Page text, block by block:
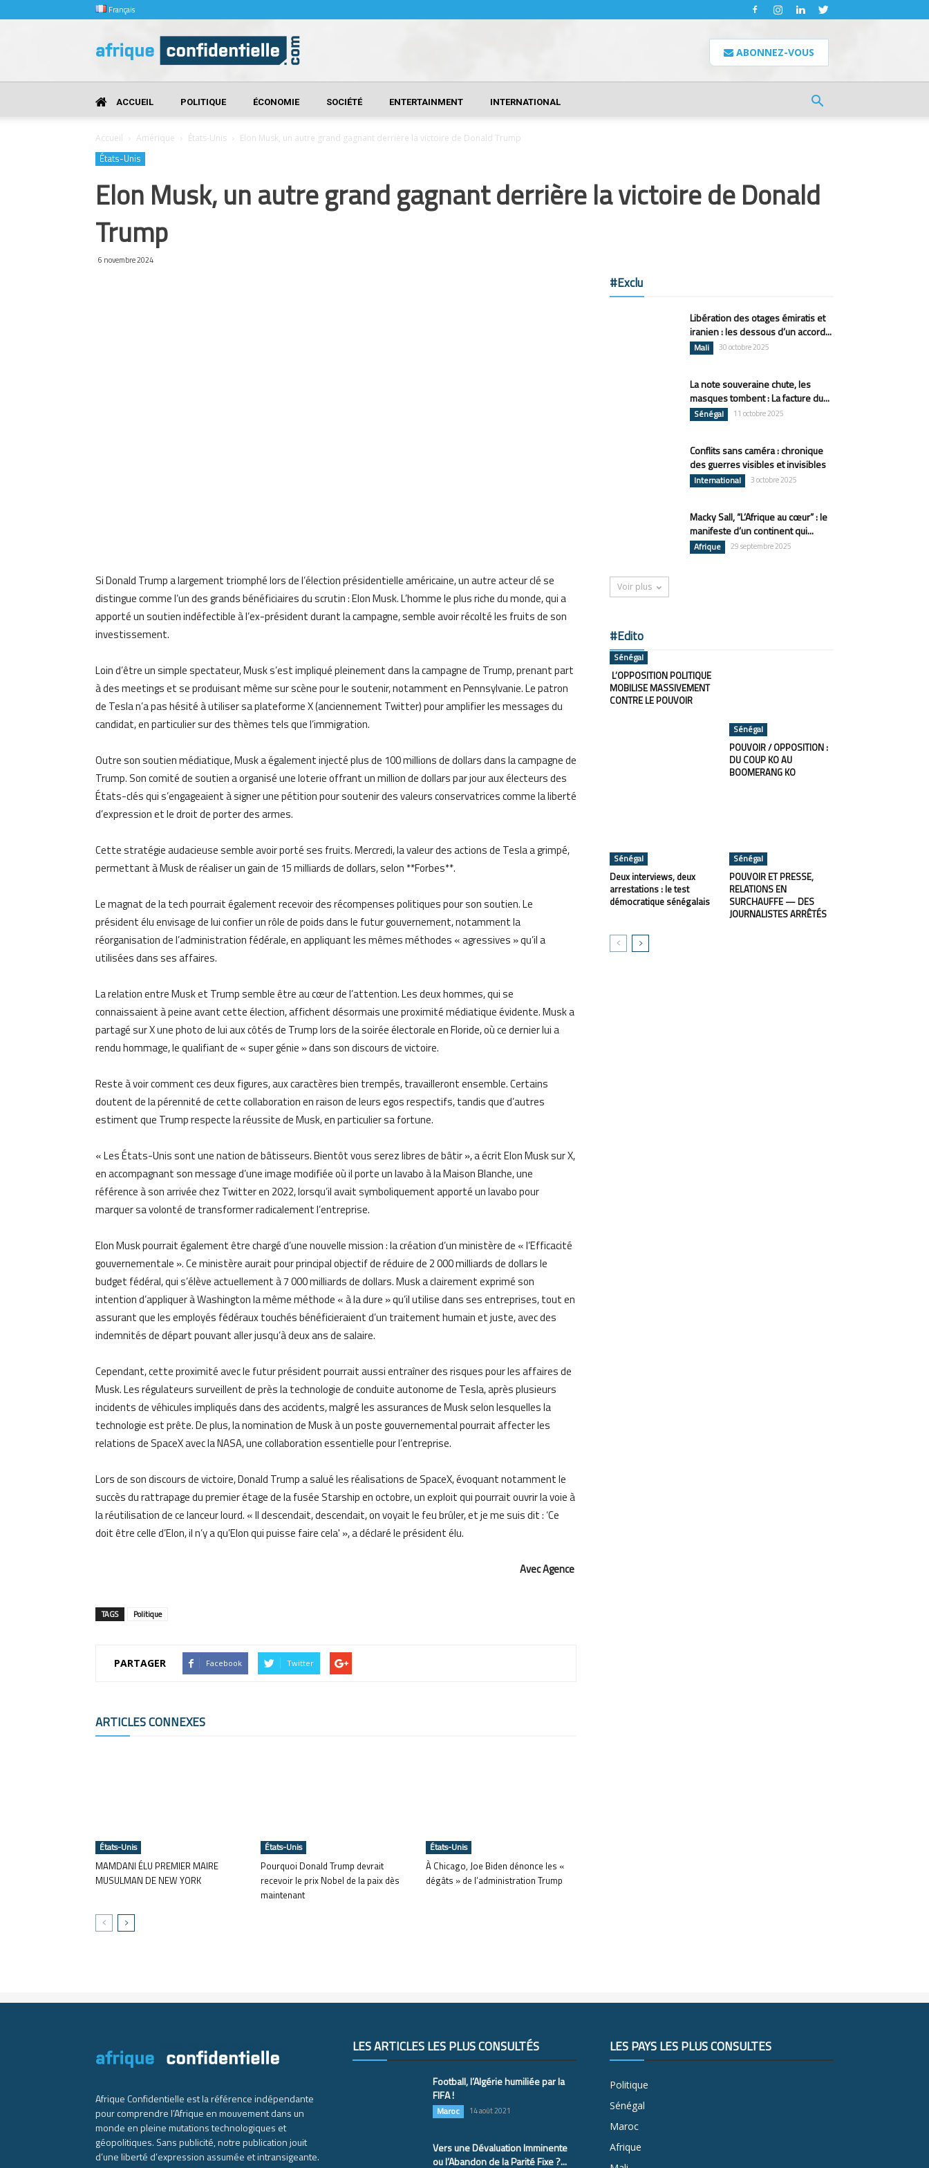
Français
Confidentielle
ABONNEZ-VOUS
ACCUEIL POLITIQUE ÉCONOMIE SOCIÉTÉ ENTERTAINMENT INTERNATIONAL
Accueil Amérique États-Unis Elon Musk, un autre grand gagnant derrière la victoire de Donald Trump
États-Unis
Elon Musk, un autre grand gagnant derrière la victoire de Donald
Trump
6 novembre 2024
Si Donald Trump a largement triomphé lors de l’élection présidentielle américaine, un autre acteur clé se
distingue comme l’un des grands bénéficiaires du scrutin : Elon Musk. L’homme le plus riche du monde, qui a
apporté un soutien indéfectible à l’ex-président durant la campagne, semble avoir récolté les fruits de son
investissement.
Loin d’être un simple spectateur, Musk s’est impliqué pleinement dans la campagne de Trump, prenant part
à des meetings et se produisant même sur scène pour le soutenir, notamment en Pennsylvanie. Le patron
de Tesla n’a pas hésité à utiliser sa plateforme X (anciennement Twitter) pour amplifier les messages du
candidat, en particulier sur des thèmes tels que l’immigration.
Outre son soutien médiatique, Musk a également injecté plus de 100 millions de dollars dans la campagne de
Trump. Son comité de soutien a organisé une loterie offrant un million de dollars par jour aux électeurs des
États-clés qui s’engageaient à signer une pétition pour soutenir des valeurs conservatrices comme la liberté
d’expression et le droit de porter des armes.
Cette stratégie audacieuse semble avoir porté ses fruits. Mercredi, la valeur des actions de Tesla a grimpé,
permettant à Musk de réaliser un gain de 15 milliards de dollars, selon **Forbes**.
Le magnat de la tech pourrait également recevoir des récompenses politiques pour son soutien. Le
président élu envisage de lui confier un rôle de poids dans le futur gouvernement, notamment la
réorganisation de l’administration fédérale, en appliquant les mêmes méthodes « agressives » qu’il a
utilisées dans ses affaires.
La relation entre Musk et Trump semble être au cœur de l’attention. Les deux hommes, qui se
connaissaient à peine avant cette élection, affichent désormais une proximité médiatique évidente. Musk a
partagé sur X une photo de lui aux côtés de Trump lors de la soirée électorale en Floride, où ce dernier lui a
rendu hommage, le qualifiant de « super génie » dans son discours de victoire.
Reste à voir comment ces deux figures, aux caractères bien trempés, travailleront ensemble. Certains
doutent de la pérennité de cette collaboration en raison de leurs egos respectifs, tandis que d’autres
estiment que Trump respecte la réussite de Musk, en particulier sa fortune.
« Les États-Unis sont une nation de bâtisseurs. Bientôt vous serez libres de bâtir », a écrit Elon Musk sur X,
en accompagnant son message d’une image modifiée où il porte un lavabo à la Maison Blanche, une
référence à son arrivée chez Twitter en 2022, lorsqu’il avait symboliquement apporté un lavabo pour
marquer sa volonté de transformer radicalement l’entreprise.
Elon Musk pourrait également être chargé d’une nouvelle mission : la création d’un ministère de « l’Efficacité
gouvernementale ». Ce ministère aurait pour principal objectif de réduire de 2 000 milliards de dollars le
budget fédéral, qui s’élève actuellement à 7 000 milliards de dollars. Musk a clairement exprimé son
intention d’appliquer à Washington la même méthode « à la dure » qu’il utilise dans ses entreprises, tout en
assurant que les employés fédéraux touchés bénéficieraient d’un traitement humain et juste, avec des
indemnités de départ pouvant aller jusqu’à deux ans de salaire.
Cependant, cette proximité avec le futur président pourrait aussi entraîner des risques pour les affaires de
Musk. Les régulateurs surveillent de près la technologie de conduite autonome de Tesla, après plusieurs
incidents de véhicules impliqués dans des accidents, malgré les assurances de Musk selon lesquelles la
technologie est prête. De plus, la nomination de Musk à un poste gouvernemental pourrait affecter les
relations de SpaceX avec la NASA, une collaboration essentielle pour l’entreprise.
Lors de son discours de victoire, Donald Trump a salué les réalisations de SpaceX, évoquant notamment le
succès du rattrapage du premier étage de la fusée Starship en octobre, un exploit qui pourrait ouvrir la voie à
la réutilisation de ce lanceur lourd. « Il descendait, descendait, on voyait le feu brûler, et je me suis dit : ‘Ce
doit être celle d’Elon, il n’y a qu’Elon qui puisse faire cela' », a déclaré le président élu.
Avec Agence
TAGS Politique
PARTAGER Facebook Twitter
ARTICLES CONNEXES
États-Unis
MAMDANI ÉLU PREMIER MAIRE
MUSULMAN DE NEW YORK
États-Unis
Pourquoi Donald Trump devrait
recevoir le prix Nobel de la paix dès
maintenant
États-Unis
À Chicago, Joe Biden dénonce les «
dégâts » de l’administration Trump
#Exclu
Libération des otages émiratis et
iranien : les dessous d’un accord...
Mali 30 octobre 2025
La note souveraine chute, les
masques tombent : La facture du...
Sénégal 11 octobre 2025
Conflits sans caméra : chronique
des guerres visibles et invisibles
International 3 octobre 2025
Macky Sall, “L’Afrique au cœur” : le
manifeste d’un continent qui...
Afrique 29 septembre 2025
Voir plus
#Edito
Sénégal
L’OPPOSITION POLITIQUE
MOBILISE MASSIVEMENT
CONTRE LE POUVOIR
Sénégal
POUVOIR / OPPOSITION :
DU COUP KO AU
BOOMERANG KO
Sénégal
Deux interviews, deux
arrestations : le test
démocratique sénégalais
Sénégal
POUVOIR ET PRESSE,
RELATIONS EN
SURCHAUFFE — DES
JOURNALISTES ARRÊTÉS
Afrique Confidentielle est la référence indépendante
pour comprendre l’Afrique en mouvement dans un
monde en pleine mutations technologiques et
géopolitiques. Sans publicité, notre publication jouit
d’une liberté d’expression assumée et intransigeante.
LES ARTICLES LES PLUS CONSULTÉS
Football, l’Algérie humiliée par la
FIFA !
Maroc 14 août 2021
Vers une Dévaluation Imminente
ou l’Abandon de la Parité Fixe ?...
LES PAYS LES PLUS CONSULTÉS
Politique
Sénégal
Maroc
Afrique